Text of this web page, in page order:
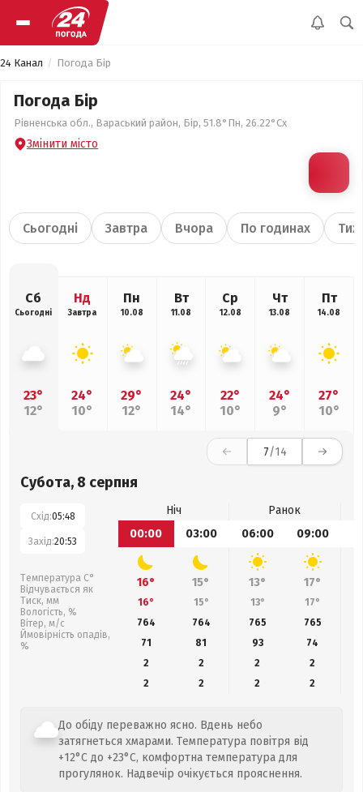
24 Канал Погода Бір
Погода Бір
Рівненська обл., Вараський район, Бір, 51.8°Пн, 26.22°Сх
Змінити місто
Сьогодні Завтра Вчора По годинах
Сб
Сьогодні
23°
12°
Нд
Завтра
24°
10°
Пн
10.08
29°
12°
Вт
11.08
24°
14°
Ср
12.08
22°
10°
Чт
13.08
24°
9°
Пт
14.08
27°
10°
7/14
Субота, 8 серпня
Схід:05:48
Захід:20:53
Температура С°
Відчувається як
Тиск, мм
Вологість, %
Вітер, м/с
Ймовірність опадів,
%
Ніч
Ранок
00:00
03:00 06:00 09:00
16° 15° 13° 17°
16° 15° 13° 17°
764
764 765 765
71
81 93
74
2
2 2
2
2
2 2 2
До обіду переважно ясно. Вдень небо
затягнеться хмарами. Температура повітря від
+12°C до +23°C, комфортна температура для
прогулянок. Надвечір очікується прояснення.